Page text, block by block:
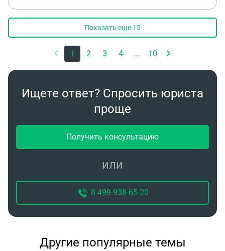
Показать еще 15
1 2 3 4 ... 10
Ищете ответ? Спросить юриста
проще
Получить консультацию
или
8 499 938-65-20
Другие популярные темы